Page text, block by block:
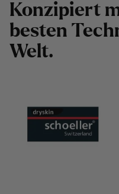
Konzipiert
besten Tech
Welt.